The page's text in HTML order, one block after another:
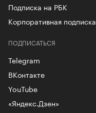
Подписка на РБК
Корпоративная подписка
ПОДПИСАТЬСЯ
Telegram
ВКонтакте
YouTube
«Яндекс.Дзен»